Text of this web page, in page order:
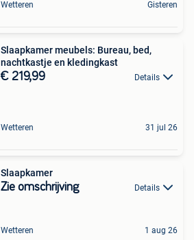
Wetteren Gisteren
Slaapkamer meubels: Bureau, bed,
nachtkastje en kledingkast
€ 219,99 Details
Wetteren 31 jul 26
Slaapkamer
Zie omschrijving Details
Wetteren 1 aug 26